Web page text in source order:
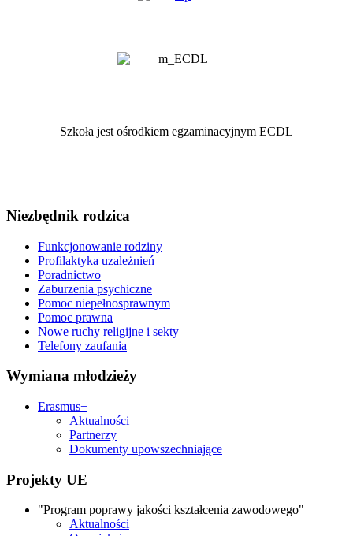
Szkoła jest ośrodkiem egzaminacyjnym ECDL
Niezbędnik rodzica
Funkcjonowanie rodziny
Profilaktyka uzależnień
Poradnictwo
Zaburzenia psychiczne
Pomoc niepełnosprawnym
Pomoc prawna
Nowe ruchy religijne i sekty
Telefony zaufania
Wymiana młodzieży
Erasmus+
Aktualności
Partnerzy
Dokumenty upowszechniające
Projekty UE
"Program poprawy jakości kształcenia zawodowego"
Aktualności